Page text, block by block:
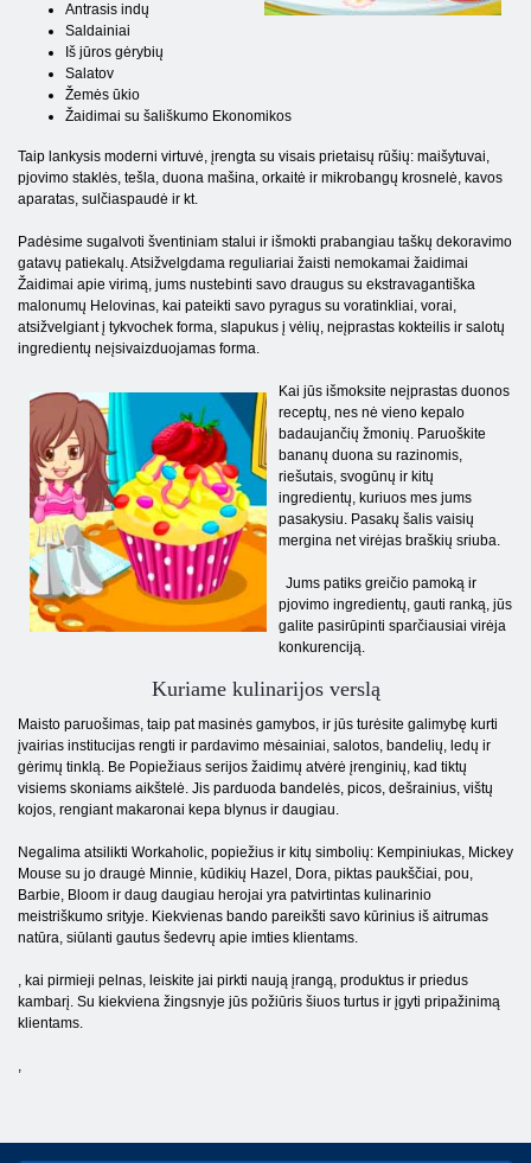
Antrasis indų
Saldainiai
Iš jūros gėrybių
Salatov
Žemės ūkio
Žaidimai su šališkumo Ekonomikos
Taip lankysis moderni virtuvė, įrengta su visais prietaisų rūšių: maišytuvai,
pjovimo staklės, tešla, duona mašina, orkaitė ir mikrobangų krosnelė, kavos
aparatas, sulčiaspaudė ir kt.
Padėsime sugalvoti šventiniam stalui ir išmokti prabangiau taškų dekoravimo
gatavų patiekalų. Atsižvelgdama reguliariai žaisti nemokamai žaidimai
Žaidimai apie virimą, jums nustebinti savo draugus su ekstravagantiška
malonumų Helovinas, kai pateikti savo pyragus su voratinkliai, vorai,
atsižvelgiant į tykvochek forma, slapukus į vėlių, neįprastas kokteilis ir salotų
ingredientų neįsivaizduojamas forma.
Kai jūs išmoksite neįprastas duonos
receptų, nes nė vieno kepalo
badaujančių žmonių. Paruoškite
bananų duona su razinomis,
riešutais, svogūnų ir kitų
ingredientų, kuriuos mes jums
pasakysiu. Pasakų šalis vaisių
mergina net virėjas braškių sriuba.
Jums patiks greičio pamoką ir
pjovimo ingredientų, gauti ranką, jūs
galite pasirūpinti sparčiausiai virėja
konkurenciją.
Kuriame kulinarijos verslą
Maisto paruošimas, taip pat masinės gamybos, ir jūs turėsite galimybę kurti
įvairias institucijas rengti ir pardavimo mėsainiai, salotos, bandelių, ledų ir
gėrimų tinklą. Be Popiežiaus serijos žaidimų atvėrė įrenginių, kad tiktų
visiems skoniams aikštelė. Jis parduoda bandelės, picos, dešrainius, vištų
kojos, rengiant makaronai kepa blynus ir daugiau.
Negalima atsilikti Workaholic, popiežius ir kitų simbolių: Kempiniukas, Mickey
Mouse su jo draugė Minnie, kūdikių Hazel, Dora, piktas paukščiai, pou,
Barbie, Bloom ir daug daugiau herojai yra patvirtintas kulinarinio
meistriškumo srityje. Kiekvienas bando pareikšti savo kūrinius iš aitrumas
natūra, siūlanti gautus šedevrų apie imties klientams.
, kai pirmieji pelnas, leiskite jai pirkti naują įrangą, produktus ir priedus
kambarį. Su kiekviena žingsnyje jūs požiūris šiuos turtus ir įgyti pripažinimą
klientams.
,